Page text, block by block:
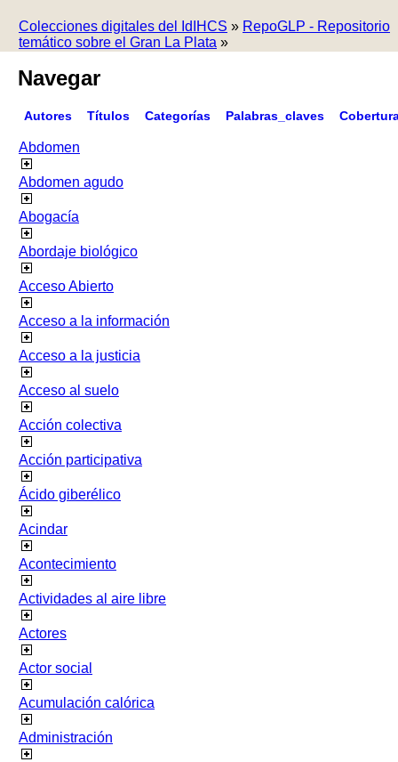
Colecciones digitales del IdIHCS » RepoGLP - Repositorio
temático sobre el Gran La Plata »
Navegar
Autores Títulos Categorías Palabras_claves
Abdomen
Abdomen agudo
Abogacía
Abordaje biológico
Acceso Abierto
Acceso a la información
Acceso a la justicia
Acceso al suelo
Acción colectiva
Acción participativa
Ácido giberélico
Acindar
Acontecimiento
Actividades al aire libre
Actores
Actor social
Acumulación calórica
Administración